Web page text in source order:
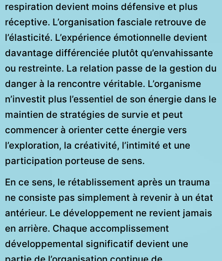
respiration devient moins défensive et plus
réceptive. L’organisation fasciale retrouve de
l’élasticité. L’expérience émotionnelle devient
davantage différenciée plutôt qu’envahissante
ou restreinte. La relation passe de la gestion du
danger à la rencontre véritable. L’organisme
n’investit plus l’essentiel de son énergie dans le
maintien de stratégies de survie et peut
commencer à orienter cette énergie vers
l’exploration, la créativité, l’intimité et une
participation porteuse de sens.
En ce sens, le rétablissement après un trauma
ne consiste pas simplement à revenir à un état
antérieur. Le développement ne revient jamais
en arrière. Chaque accomplissement
développemental significatif devient une